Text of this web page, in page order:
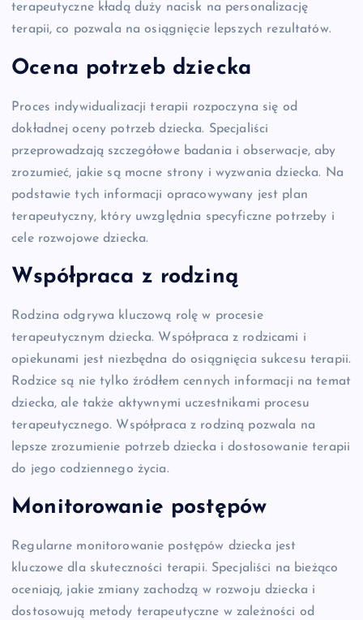
terapeutyczne kładą duży nacisk na personalizację
terapii, co pozwala na osiągnięcie lepszych rezultatów.
Ocena potrzeb dziecka
Proces indywidualizacji terapii rozpoczyna się od
dokładnej oceny potrzeb dziecka. Specjaliści
przeprowadzają szczegółowe badania i obserwacje, aby
zrozumieć, jakie są mocne strony i wyzwania dziecka. Na
podstawie tych informacji opracowywany jest plan
terapeutyczny, który uwzględnia specyficzne potrzeby i
cele rozwojowe dziecka.
Współpraca z rodziną
Rodzina odgrywa kluczową rolę w procesie
terapeutycznym dziecka. Współpraca z rodzicami i
opiekunami jest niezbędna do osiągnięcia sukcesu terapii.
Rodzice są nie tylko źródłem cennych informacji na temat
dziecka, ale także aktywnymi uczestnikami procesu
terapeutycznego. Współpraca z rodziną pozwala na
lepsze zrozumienie potrzeb dziecka i dostosowanie terapii
do jego codziennego życia.
Monitorowanie postępów
Regularne monitorowanie postępów dziecka jest
kluczowe dla skuteczności terapii. Specjaliści na bieżąco
oceniają, jakie zmiany zachodzą w rozwoju dziecka i
dostosowują metody terapeutyczne w zależności od